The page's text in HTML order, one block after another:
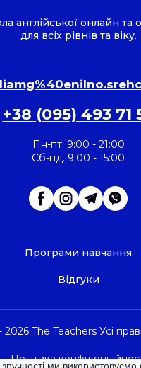
англійської онлайн та
для всіх рівнів та віку.
+38 (095) 493 71
Пн-пт. 9:00 - 21:00
Сб-нд. 9:00 - 15:00
Програми навчання
Відгуки
The Teachers Усі
Політика